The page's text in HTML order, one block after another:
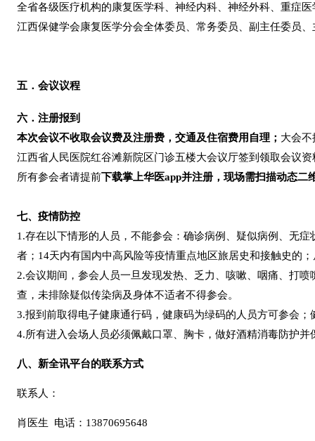
全省各级医疗机构的康复医学科、神经内科、神经外科、重症
江西保健学会康复医学分会全体委员、常务委员、副主任委员
五．会议议程
六．注册报到
本次会议不收取会议费及注册费，交通及住宿费用自理； 大会
江西省人民医院红谷滩新院区门诊五楼大会议厅签到领取会议资
所有参会者请提前下载掌上华医app并注册，现场需扫描动态二
七、疫情防控
1.存在以下情形的人员，不能参会：确诊病例、疑似病例、无
者；14天内有国内中高风险等疫情重点地区旅居史和接触史的
2.会议期间，参会人员一旦发现发热、乏力、咳嗽、咽痛、打
查，未排除疑似传染病及身体不适者不得参会。
3.报到前取得电子健康通行码，健康码为绿码的人员方可参会
4.所有进入会场人员必须佩戴口罩、胸卡，做好酒精消毒防护并
八、新全讯平台的联系方式
联系人：
肖医生 电话： 13870695648